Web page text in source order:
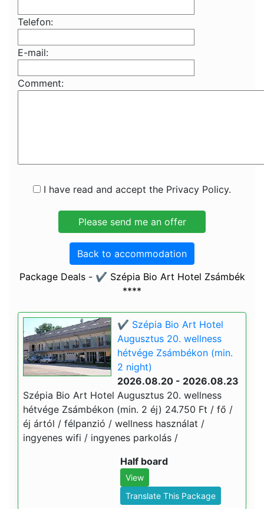
Telefon:
E-mail:
Comment:
I have read and accept the Privacy Policy.
Back to accommodation
Package Deals - ✔️ Szépia Bio Art Hotel Zsámbék
****
✔️ Szépia Bio Art Hotel
Augusztus 20. wellness
hétvége Zsámbékon (min.
2 night)
2026.08.20 - 2026.08.23
Szépia Bio Art Hotel Augusztus 20. wellness
hétvége Zsámbékon (min. 2 éj) 24.750 Ft / fő /
éj ártól / félpanzió / wellness használat /
ingyenes wifi / ingyenes parkolás /
Half board
View
Translate This Package